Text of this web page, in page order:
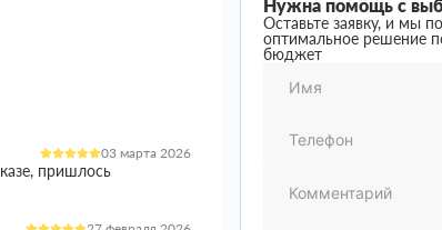
03 марта 2026
пришлось
Нужна помощь с
Оставьте заявку, и мы
оптимальное решение
бюджет